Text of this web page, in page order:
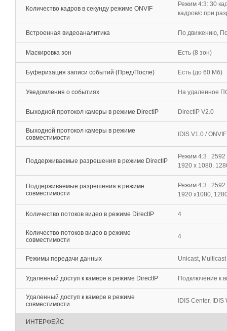
Количество кадров в секунду режиме ONVIF
Режим 4:3: 30
кадров/с при
Встроенная видеоаналитика По движению,
Маскировка зон Есть (8 зон)
Буферизация записи событий (Пред/После) Есть (до 60 Мб)
Уведомления о событиях На удаленное
Выходной протокол камеры в режиме DirectIP DirectIP V2.0
Выходной протокол камеры в режиме
совместимости
IDIS V1.0 /
Поддерживаемые разрешения в режиме DirectIP
Режим 4:3 :
1920 x 1080,
Поддерживаемые разрешения в режиме
совместимости
Режим 4:3 :
1920 x1080,
Количество потоков видео в режиме DirectIP 4
Количество потоков видео в режиме
совместимости
4
Режимы передачи данных Unicast, Multicast
Удаленный доступ к камере в режиме DirectIP Подключение к
Удаленный доступ к камере в режиме
совместимости
IDIS Center,
ИНТЕРФЕЙС